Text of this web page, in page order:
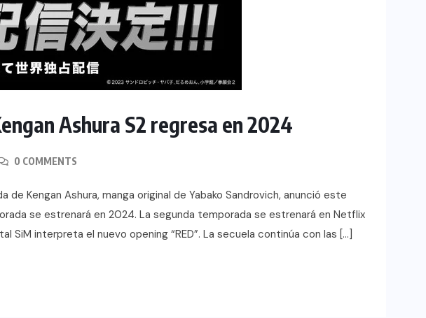
Ashura S2 regresa en 2024
0 COMMENTS
de Kengan Ashura, manga original de Yabako Sandrovich, anunció este
se estrenará en 2024. La segunda temporada se estrenará en Netflix
SiM interpreta el nuevo opening “RED”. La secuela continúa con las […]